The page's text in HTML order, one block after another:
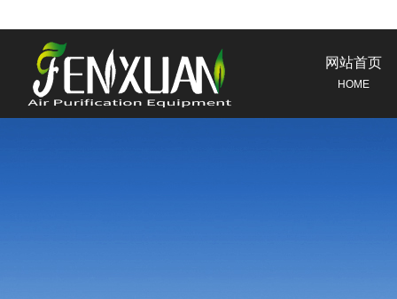
网站首页
HOME